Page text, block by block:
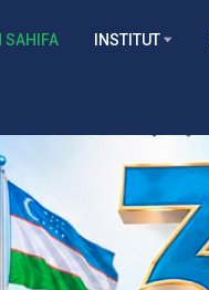
SAHIFA INSTITUT